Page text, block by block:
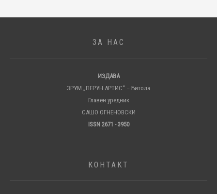
ЗА НАС
ИЗДАВА
ЗРУМ „ПЕРУН АРТИС“ – Битола
Главен уредник
САШО ОГНЕНОВСКИ
ISSN 2671 - 3950
КОНТАКТ